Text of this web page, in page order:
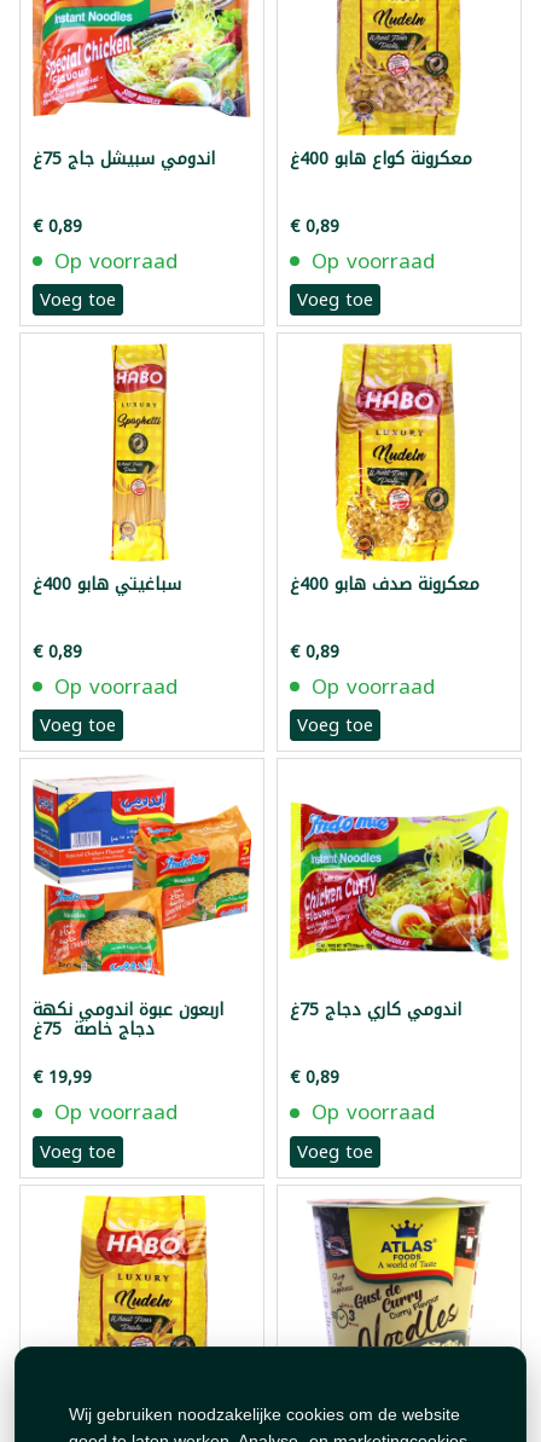
Wij gebruiken noodzakelijke cookies om de website
اندومي سبيشل جاج 75غ
€ 0,89
Op voorraad
Voeg toe
معكرونة كواع هابو 400غ
€ 0,89
Op voorraad
Voeg toe
سباغيتي هابو 400غ
€ 0,89
Op voorraad
Voeg toe
معكرونة صدف هابو 400غ
€ 0,89
Op voorraad
Voeg toe
اربعون عبوة اندومي نكهة
دجاج خاصة 75غ
€ 19,99
Op voorraad
Voeg toe
اندومي كاري دجاج 75غ
€ 0,89
Op voorraad
Voeg toe